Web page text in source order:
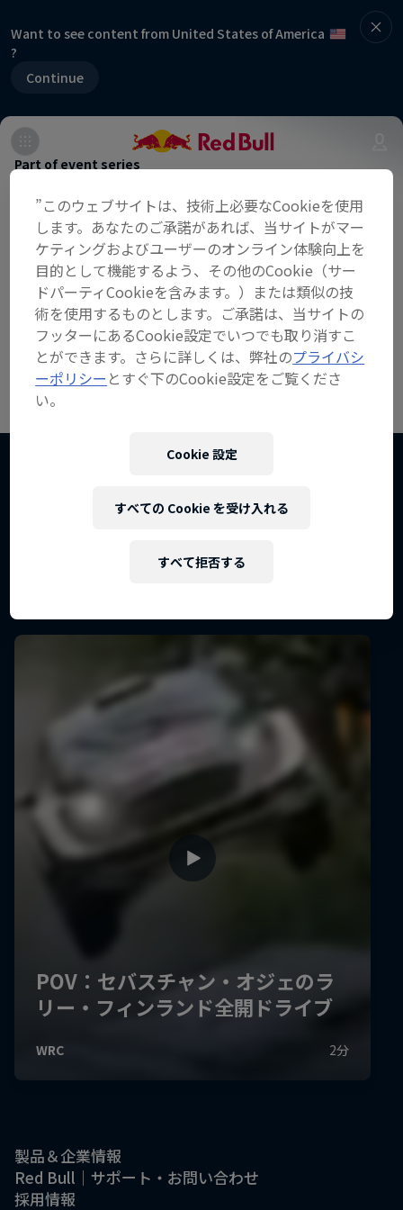
Want to see content from United States of America
?
Continue
Part of event series
FIA World Rally Championship
13 Tour Stops
最後のWRC開催から12年。WRC2022の
最終戦となるFORUM8 Rally Japanがつ
いに開催される。ドライバーと自動車メ
ーカーのトップを巡る戦いが、ここ日本
で繰り広げられることとなるだろう。
In The Dust - ダカール・ラリー
ダカール・ラリー2024
ラリー
”このウェブサイトは、技術上必要なCookieを使用
します。あなたのご承諾があれば、当サイトがマー
ケティングおよびユーザーのオンライン体験向上を
目的として機能するよう、その他のCookie（サー
ドパーティCookieを含みます。）または類似の技
術を使用するものとします。ご承諾は、当サイトの
フッターにあるCookie設定でいつでも取り消すこ
とができます。さらに詳しくは、弊社のプライバシ
ーポリシー とすぐ下のCookie設定をご覧くださ
い。
Cookie 設定
すべて拒否する
すべての Cookie を受け入れる